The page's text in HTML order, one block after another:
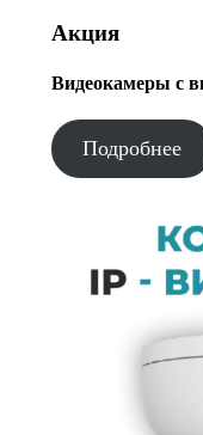
Акция
Видеокамеры с
Подробнее